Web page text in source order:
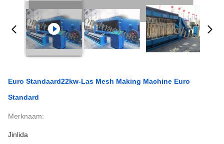
Euro Standaard22kw-Las Mesh Making Machine Euro
Standard
Merknaam:
Jinlida